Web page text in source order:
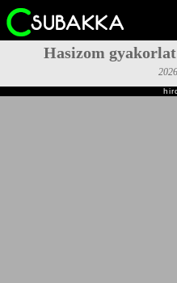
Hasizom